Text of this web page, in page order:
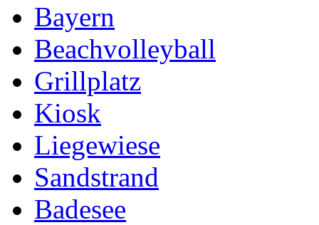
Bayern
Beachvolleyball
Grillplatz
Kiosk
Liegewiese
Sandstrand
Badesee